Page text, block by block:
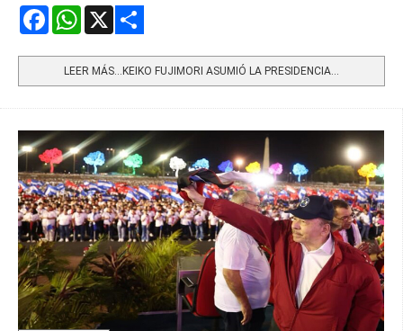
FacebookWhatsApp
LEER MÁS…KEIKO FUJIMORI ASUMIÓ LA PRESIDENCIA...